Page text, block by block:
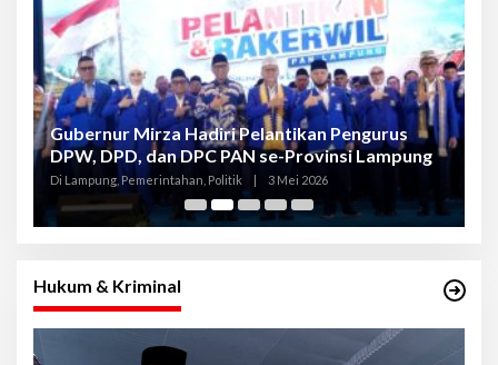
Gubernur Mirza Hadiri Pelantikan Pengurus
DPW, DPD, dan DPC PAN se-Provinsi Lampung
Di Lampung, Pemerintahan, Politik | 3 Mei 2026
Hukum & Kriminal